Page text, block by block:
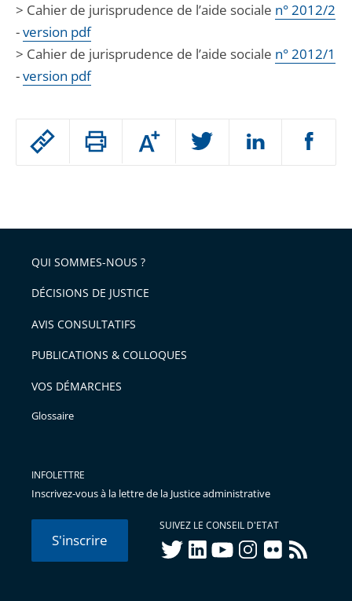
Passer
arriver
après
Augmenter
ou
l'article
pour
avant
> Cahier de jurisprudence de l’aide sociale n° 2012/2
-version pdf
> Cahier de jurisprudence de l’aide sociale n° 2012/1
-version pdf
QUI SOMMES-NOUS ?
DÉCISIONS DE JUSTICE
AVIS CONSULTATIFS
PUBLICATIONS & COLLOQUES
VOS DÉMARCHES
Glossaire
INFOLETTRE
Inscrivez-vous à la lettre de la Justice administrative
S'inscrire
SUIVEZ LE CONSEIL D'ETAT
twitterlinkedInyoutubeinstagram
flickr rss